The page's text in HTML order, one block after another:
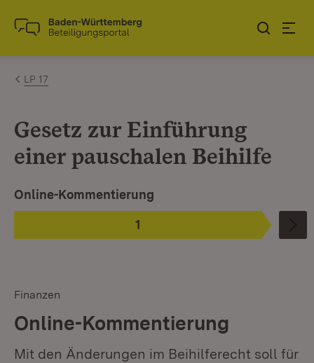
Zum Inhalt springen
Link zur Startseite
LP 17
Gesetz zur Einführung
einer pauschalen Beihilfe
Phase
1
:
Ist ausgewählt.
Online-Kommentierung
Finanzen
Online-Kommentierung
Mit den Änderungen im Beihilferecht soll für